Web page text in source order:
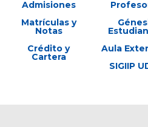
Admisiones
Matrículas y
Notas
Crédito y
Cartera
Aula
SIGIIP